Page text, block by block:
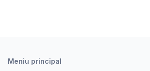
Meniu principal